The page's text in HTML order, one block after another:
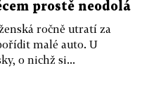
prostě neodolá
ročně utratí za
malé auto. U
o nichž si...